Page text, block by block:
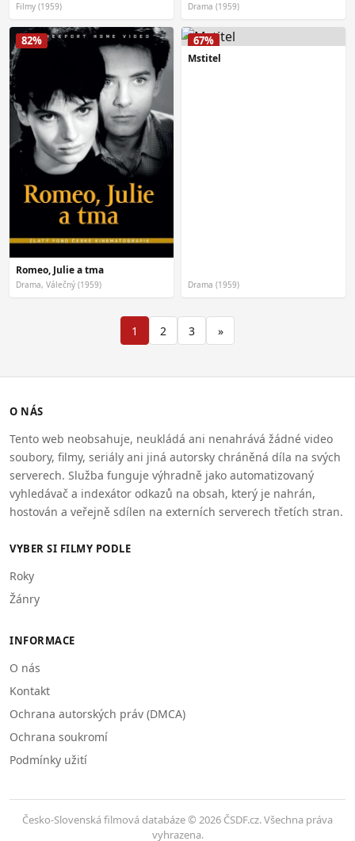
Filmy (1959) Drama (1959)
82%
Romeo, Julie a tma
Drama, Válečný (1959)
67%
Mstitel
Drama (1959)
1 2 3 »
O NÁS
Tento web neobsahuje, neukládá ani nenahrává žádné video
soubory, filmy, seriály ani jiná autorsky chráněná díla na svých
serverech. Služba funguje výhradně jako automatizovaný
vyhledávač a indexátor odkazů na obsah, který je nahrán,
hostován a veřejně sdílen na externích serverech třetích stran.
VYBER SI FILMY PODLE
Roky
Žánry
INFORMACE
O nás
Kontakt
Ochrana autorských práv (DMCA)
Ochrana soukromí
Podmínky užití
Česko-Slovenská filmová databáze © 2026 ČSDF.cz. Všechna práva
vyhrazena.